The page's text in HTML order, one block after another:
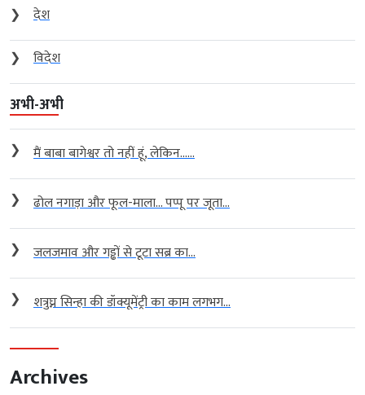
❯
देश
❯
विदेश
अभी-अभी
❯ मैं बाबा बागेश्वर तो नहीं हूं, लेकिन…...
❯ ढोल नगाड़ा और फूल-माला… पप्पू पर जूता...
❯ जलजमाव और गड्ढों से टूटा सब्र का...
❯ शत्रुघ्न सिन्हा की डॉक्यूमेंट्री का काम लगभग...
Archives